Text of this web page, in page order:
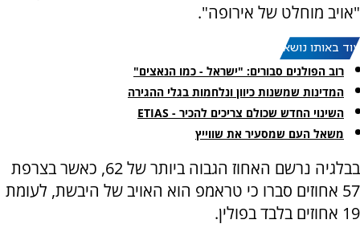
"אויב מוחלט של אירופה".
עוד באותו נושא:
רוב הפולנים סבורים: "ישראל - כמו הנאצים"
המדינות שמשנות כיוון ונלחמות בגלי ההגירה
השינוי החדש שכולם צריכים להכיר - ETIAS
משאל העם שמסעיר את שווייץ
בבלגיה נרשם האחוז הגבוה ביותר של 62, כאשר בצרפת
57 אחוזים סברו כי טראמפ הוא האויב של היבשת, לעומת
19 אחוזים בלבד בפולין.